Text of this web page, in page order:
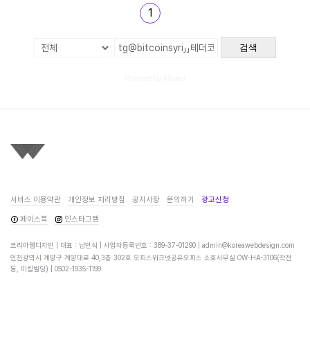
1
검색
서비스 이용약관 개인정보 처리방침 공지사항 문의하기 광고신청
페이스북 인스타그램
코리아웹디자인 | 대표 : 남인식 | 사업자등록번호 : 389-37-01290 | admin@koreawebdesign.com
인천광역시 계양구 계양대로 40,3층 302호 오피스워크넷공유오피스 소호사무실 OW-HA-3106(작전
동, 미림빌딩) | 0502-1935-1199